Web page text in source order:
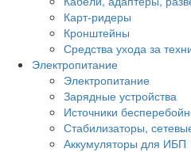
Карт-ридеры
Кронштейны
Средства ухода за
Электропитание
Электропитание
Зарядные устройства
Источники
Стабилизаторы,
Аккумуляторы для ИБП